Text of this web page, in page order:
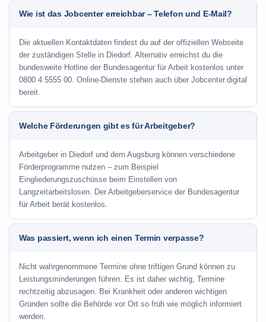
Wie ist das Jobcenter erreichbar – Telefon und E-Mail?
Die aktuellen Kontaktdaten findest du auf der offiziellen Webseite
der zuständigen Stelle in Diedorf. Alternativ erreichst du die
bundesweite Hotline der Bundesagentur für Arbeit kostenlos unter
0800 4 5555 00. Online-Dienste stehen auch über Jobcenter.digital
bereit.
Welche Förderungen gibt es für Arbeitgeber?
Arbeitgeber in Diedorf und dem Augsburg können verschiedene
Förderprogramme nutzen – zum Beispiel
Eingliederungszuschüsse beim Einstellen von
Langzeitarbeitslosen. Der Arbeitgeberservice der Bundesagentur
für Arbeit berät kostenlos.
Was passiert, wenn ich einen Termin verpasse?
Nicht wahrgenommene Termine ohne triftigen Grund können zu
Leistungsminderungen führen. Es ist daher wichtig, Termine
rechtzeitig abzusagen. Bei Krankheit oder anderen wichtigen
Gründen sollte die Behörde vor Ort so früh wie möglich informiert
werden.